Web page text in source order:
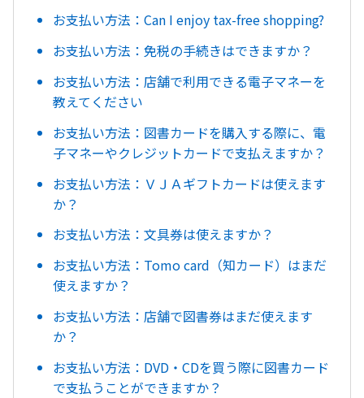
お支払い方法：Can I enjoy tax-free shopping?
お支払い方法：免税の手続きはできますか？
お支払い方法：店舗で利用できる電子マネーを
教えてください
お支払い方法：図書カードを購入する際に、電
子マネーやクレジットカードで支払えますか？
お支払い方法：ＶＪＡギフトカードは使えます
か？
お支払い方法：文具券は使えますか？
お支払い方法：Tomo card（知カード）はまだ
使えますか？
お支払い方法：店舗で図書券はまだ使えます
か？
お支払い方法：DVD・CDを買う際に図書カード
で支払うことができますか？